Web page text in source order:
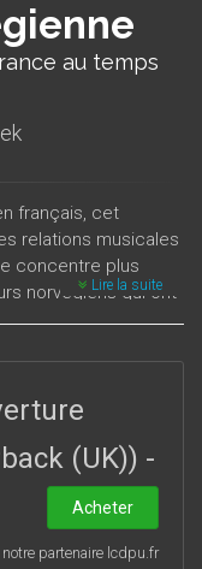
au temps
français, cet
relations musicales
concentre plus
norvégiens qui ont
: le
des années 1890 qui
Scandinavie. Grieg
norvégien
pendant toute une
plus joué. De
Dreyfus lui
Pour écrire
Lire la suite
(UK)) -
Acheter
partenaire lcdpu.fr